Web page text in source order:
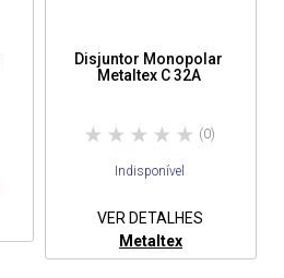
Disjuntor Monopolar
Metaltex C 32A
(0)
Indisponível
VER DETALHES
Metaltex